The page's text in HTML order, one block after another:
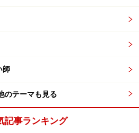
11月23日～12月21日生ま
いて座」
師
のテーマも見る
記事ランキング